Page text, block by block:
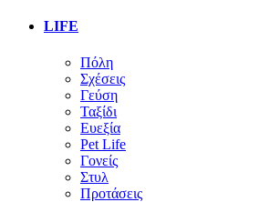
LIFE
Πόλη
Σχέσεις
Γεύση
Ταξίδι
Ευεξία
Pet Life
Γονείς
Στυλ
Προτάσεις